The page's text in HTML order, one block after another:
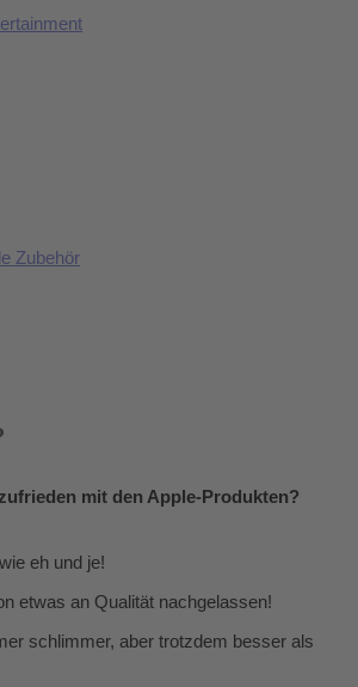
Zubehör
mit den Apple-Produkten?
eh und je!
etwas an Qualität nachgelassen!
schlimmer, aber trotzdem besser als